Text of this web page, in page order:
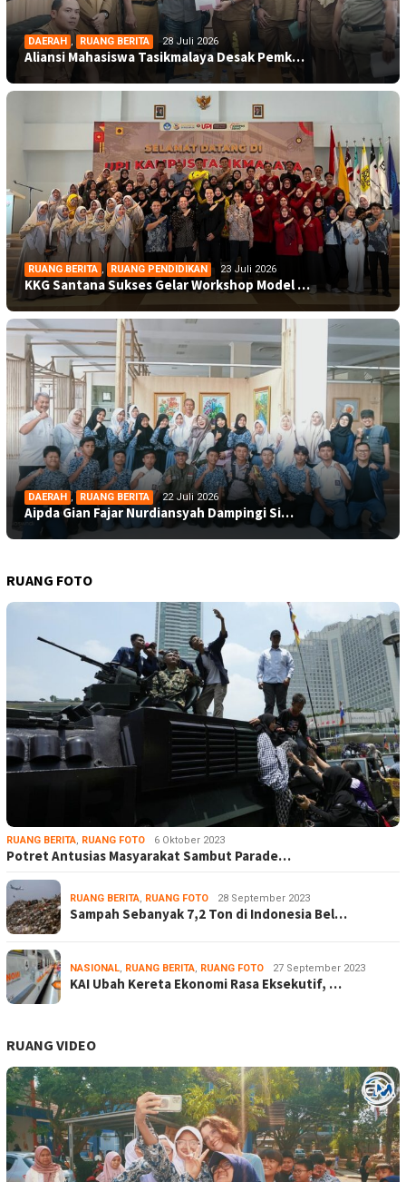
DAERAH , RUANG BERITA 28 Juli 2026
Aliansi Mahasiswa Tasikmalaya Desak Pemk…
RUANG BERITA , RUANG PENDIDIKAN 23 Juli 2026
KKG Santana Sukses Gelar Workshop Model …
DAERAH , RUANG BERITA 22 Juli 2026
Aipda Gian Fajar Nurdiansyah Dampingi Si…
RUANG FOTO
RUANG BERITA, RUANG FOTO 6 Oktober 2023
Potret Antusias Masyarakat Sambut Parade…
RUANG BERITA, RUANG FOTO 28 September 2023
Sampah Sebanyak 7,2 Ton di Indonesia Bel…
NASIONAL, RUANG BERITA, RUANG FOTO 27 September 2023
KAI Ubah Kereta Ekonomi Rasa Eksekutif, …
RUANG VIDEO